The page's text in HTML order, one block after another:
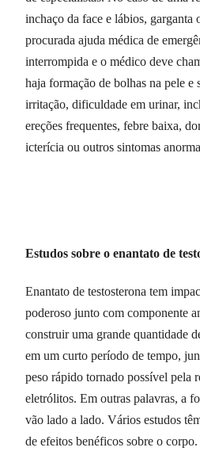
inchaço da face e lábios, garganta
procurada ajuda médica de
interrompida e o médico deve
haja formação de bolhas na pele e
irritação, dificuldade em urinar,
ereções frequentes, febre baixa,
icterícia ou outros sintomas
Estudos sobre o enantato de
Enantato de testosterona tem
poderoso junto com componente
construir uma grande quantidade
em um curto período de tempo,
peso rápido tornado possível pela
eletrólitos. Em outras palavras, a
vão lado a lado. Vários estudos
de efeitos benéficos sobre o